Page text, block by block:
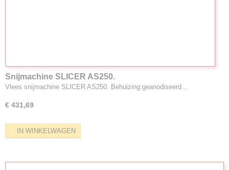
Snijmachine SLICER AS250.
Vlees snijmachine SLICER AS250. Behuizing:geanodiseerd…
€ 431,69
IN WINKELWAGEN